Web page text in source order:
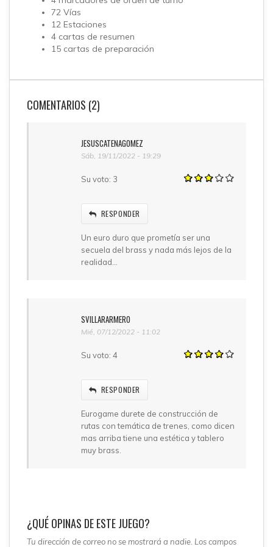
72 Vías
12 Estaciones
4 cartas de resumen
15 cartas de preparación
COMENTARIOS (2)
JESUSCATENAGOMEZ
Sáb, 19/11/2022 - 19:29
Su voto: 3
RESPONDER
Un euro duro que prometía ser una
secuela del brass y nada más lejos de la
realidad...
SVILLARARMERO
Mié, 07/12/2022 - 11:02
Su voto: 4
RESPONDER
Eurogame durete de construcción de
rutas con temática de trenes, como dicen
mas arriba tiene una estética y tablero
muy brass.
¿QUÉ OPINAS DE ESTE JUEGO?
Tu dirección de correo no se mostrará a nadie. Los campos